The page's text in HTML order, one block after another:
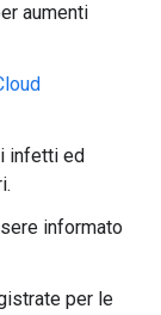
aumenti
infetti ed
informato
per le